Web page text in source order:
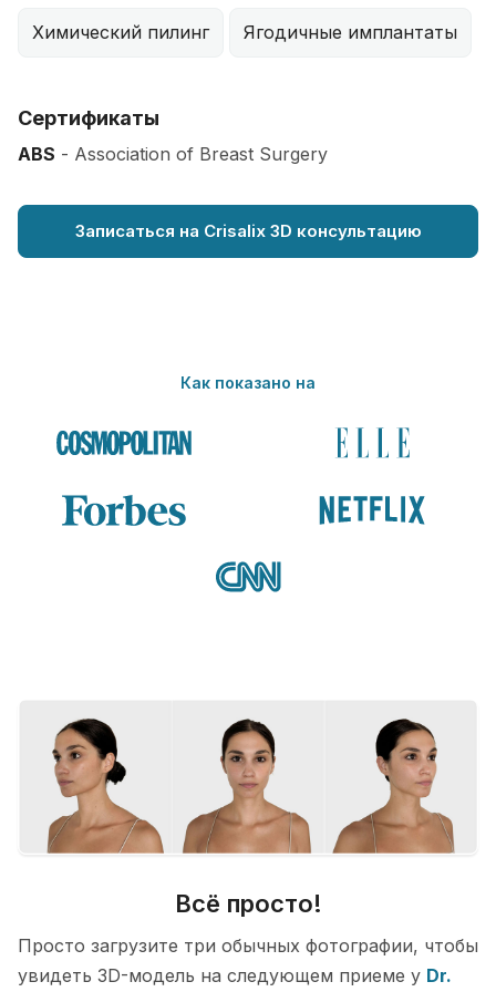
Химический пилинг Ягодичные имплантаты
Сертификаты
ABS - Association of Breast Surgery
Записаться на Crisalix 3D консультацию
Как показано на
Всё просто!
Просто загрузите три обычных фотографии, чтобы
увидеть 3D-модель на следующем приеме у Dr.